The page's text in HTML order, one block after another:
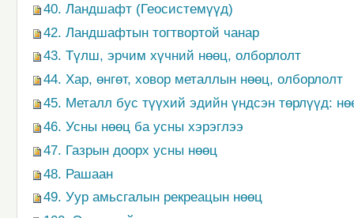
40. Ландшафт (Геосистемүүд)
42. Ландшафтын тогтвортой чанар
43. Түлш, эрчим хүчний нөөц, олборлолт
44. Хар, өнгөт, ховор металлын нөөц, олборлолт
45. Металл бус түүхий эдийн үндсэн төрлүүд:
46. Усны нөөц ба усны хэрэглээ
47. Газрын доорх усны нөөц
48. Рашаан
49. Уур амьсгалын рекреацын нөөц